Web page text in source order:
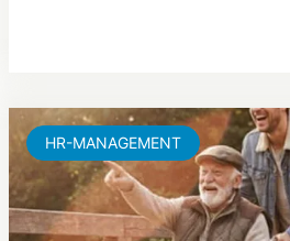
HR-MANAGEMENT